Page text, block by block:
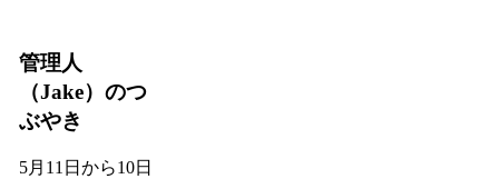
管理人
（Jake）のつ
ぶやき
5月11日から10日